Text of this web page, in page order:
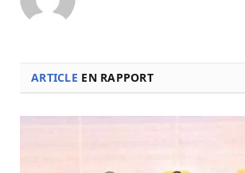
ARTICLE EN RAPPORT